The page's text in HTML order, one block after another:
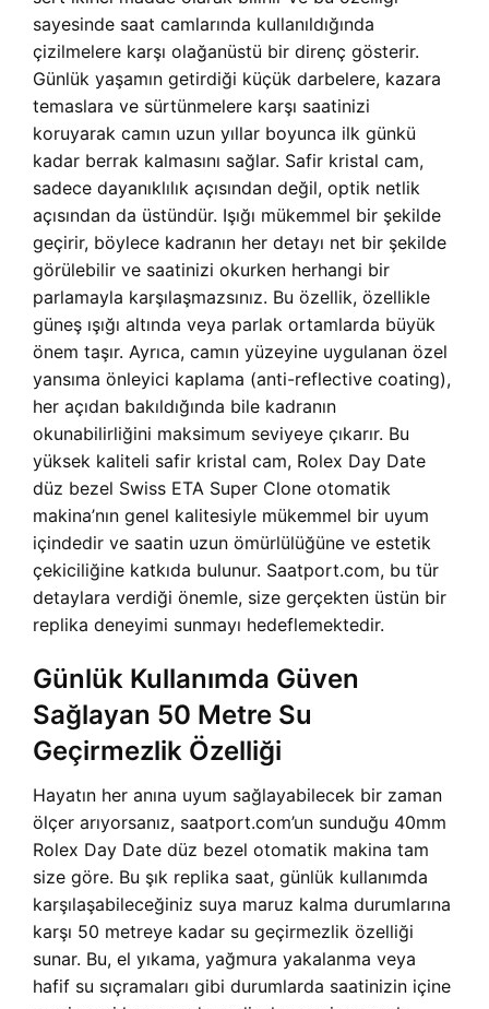
sayesinde saat camlarında kullanıldığında
çizilmelere karşı olağanüstü bir direnç gösterir.
Günlük yaşamın getirdiği küçük darbelere, kazara
temaslara ve sürtünmelere karşı saatinizi
koruyarak camın uzun yıllar boyunca ilk günkü
kadar berrak kalmasını sağlar. Safir kristal cam,
sadece dayanıklılık açısından değil, optik netlik
açısından da üstündür. Işığı mükemmel bir şekilde
geçirir, böylece kadranın her detayı net bir şekilde
görülebilir ve saatinizi okurken herhangi bir
parlamayla karşılaşmazsınız. Bu özellik, özellikle
güneş ışığı altında veya parlak ortamlarda büyük
önem taşır. Ayrıca, camın yüzeyine uygulanan özel
yansıma önleyici kaplama (anti-reflective coating),
her açıdan bakıldığında bile kadranın
okunabilirliğini maksimum seviyeye çıkarır. Bu
yüksek kaliteli safir kristal cam, Rolex Day Date
düz bezel Swiss ETA Super Clone otomatik
makina’nın genel kalitesiyle mükemmel bir uyum
içindedir ve saatin uzun ömürlülüğüne ve estetik
çekiciliğine katkıda bulunur. Saatport.com, bu tür
detaylara verdiği önemle, size gerçekten üstün bir
replika deneyimi sunmayı hedeflemektedir.
Günlük Kullanımda Güven
Sağlayan 50 Metre Su
Geçirmezlik Özelliği
Hayatın her anına uyum sağlayabilecek bir zaman
ölçer arıyorsanız, saatport.com’un sunduğu 40mm
Rolex Day Date düz bezel otomatik makina tam
size göre. Bu şık replika saat, günlük kullanımda
karşılaşabileceğiniz suya maruz kalma durumlarına
karşı 50 metreye kadar su geçirmezlik özelliği
sunar. Bu, el yıkama, yağmura yakalanma veya
hafif su sıçramaları gibi durumlarda saatinizin içine